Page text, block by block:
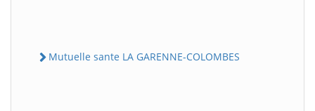
Mutuelle sante LA GARENNE-COLOMBES